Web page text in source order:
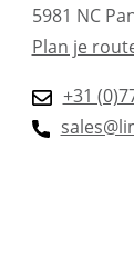
5981 NC
Plan je
+31